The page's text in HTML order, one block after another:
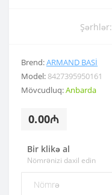
Şərhlər:
Brend:ARMAND BASI
Model: 8427395950161
Mövcudluq:Anbarda
0.00₼
Bir klikə al
Nömrənizi daxil edin